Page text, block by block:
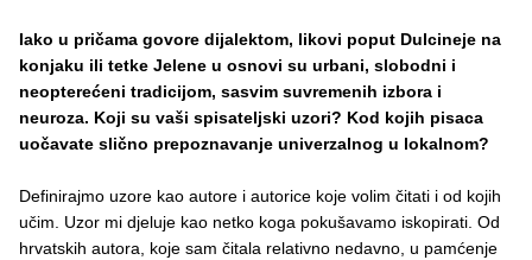
Iako u pričama govore dijalektom, likovi poput Dulcineje na
konjaku ili tetke Jelene u osnovi su urbani, slobodni i
neopterećeni tradicijom, sasvim suvremenih izbora i
neuroza. Koji su vaši spisateljski uzori? Kod kojih pisaca
uočavate slično prepoznavanje univerzalnog u lokalnom?
Definirajmo uzore kao autore i autorice koje volim čitati i od kojih
učim. Uzor mi djeluje kao netko koga pokušavamo iskopirati. Od
hrvatskih autora, koje sam čitala relativno nedavno, u pamćenje